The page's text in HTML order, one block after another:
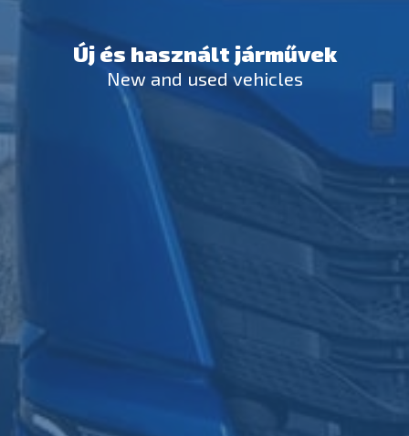
Új és használt járművek
New and used vehicles